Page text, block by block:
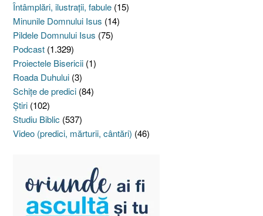
Întâmplări, ilustraţii, fabule (15)
Minunile Domnului Isus (14)
Pildele Domnului Isus (75)
Podcast (1.329)
Proiectele Bisericii (1)
Roada Duhului (3)
Schiţe de predici (84)
Ştiri (102)
Studiu Biblic (537)
Video (predici, mărturii, cântări) (46)